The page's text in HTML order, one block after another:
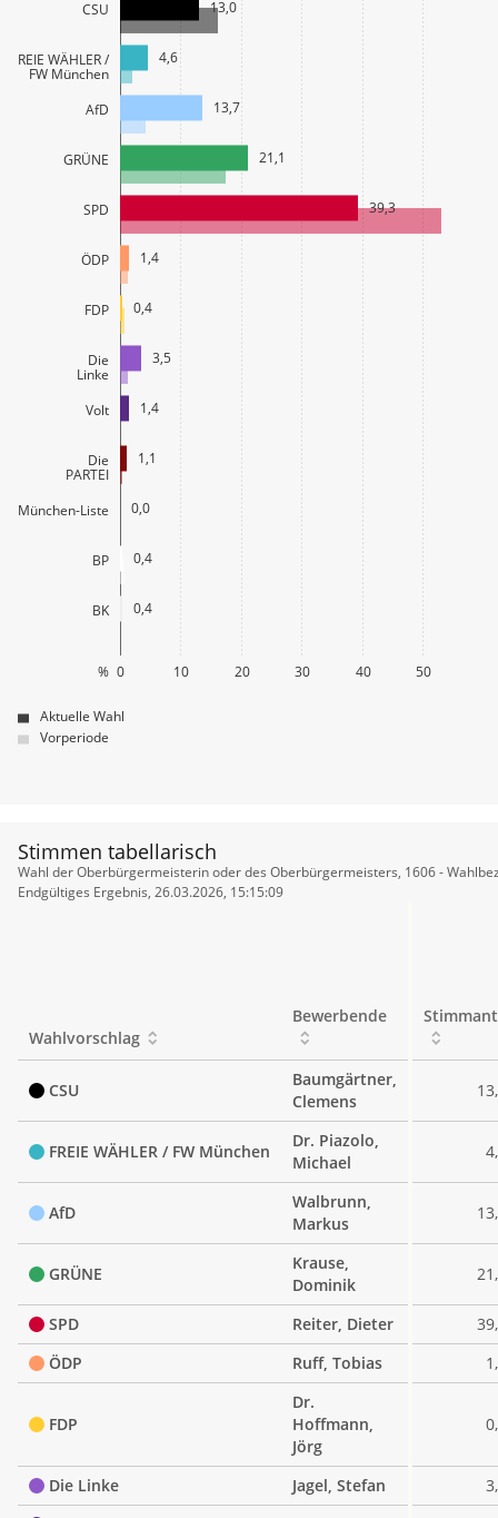
CSU
FREIE WÄHLER /
FW München
AfD
GRÜNE
SPD
ÖDP
FDP
Die
Linke
Volt
Die
PARTEI
München-Liste
BP
BK
0 10 20 30 40 50
%
13,0
4,6
13,7
21,1
39,3
1,4
0,4
3,5
1,4
1,1
0,0
0,4
0,4
Aktuelle Wahl
Vorperiode
Stimmen tabellarisch
Stimmen
tabellarisch
Wahl der Oberbürgermeisterin oder des Oberbürgermeisters, 1606 -
Endgültiges Ergebnis, 26.03.2026, 15:15:09
Wahlvorschlag
Bewerbende
CSU
Baumgärtner,
Clemens
FREIE WÄHLER / FW München
Dr. Piazolo,
Michael
AfD
Walbrunn,
Markus
GRÜNE
Krause,
Dominik
SPD Reiter, Dieter
ÖDP
Ruff, Tobias
FDP
Dr.
Hoffmann,
Jörg
Die Linke Jagel, Stefan